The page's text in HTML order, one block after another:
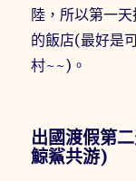
陸，所以第一
的飯店(最好是
村~~)。
出國渡假第
鯨鯊共游)